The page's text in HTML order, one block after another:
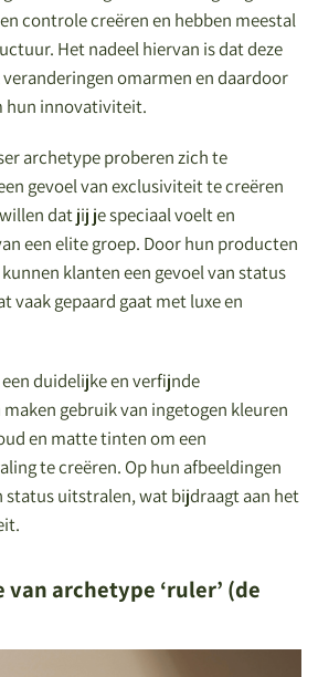
controle creëren en hebben meestal
Het nadeel hiervan is dat deze
omarmen en daardoor
hun innovativiteit.
archetype proberen zich te
gevoel van exclusiviteit te creëren
dat jij je speciaal voelt en
een elite groep. Door hun producten
klanten een gevoel van status
vaak gepaard gaat met luxe en
duidelijke en verfijnde
gebruik van ingetogen kleuren
en matte tinten om een
te creëren. Op hun afbeeldingen
uitstralen, wat bijdraagt aan het
archetype ‘ruler’ (de